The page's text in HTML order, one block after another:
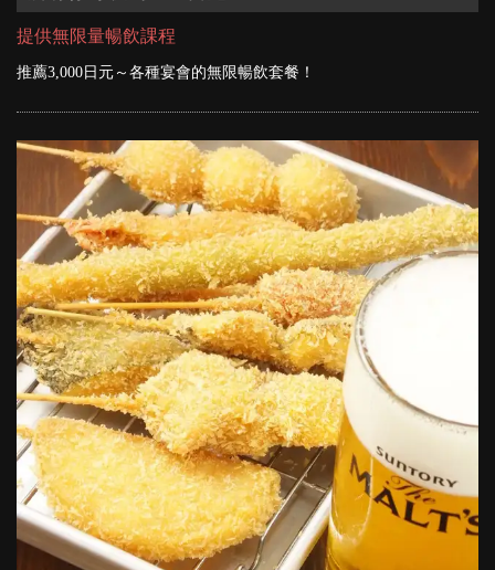
提供無限量暢飲課程
推薦3,000日元～各種宴會的無限暢飲套餐！